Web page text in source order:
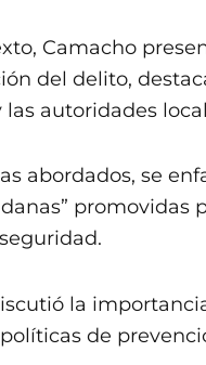
Camacho
del delito,
autoridades
abordados, se
promovidas
la
de